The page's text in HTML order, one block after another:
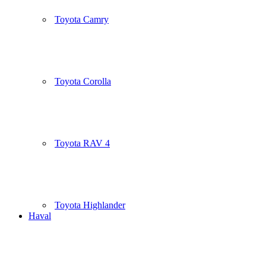
Toyota Camry
Toyota Corolla
Toyota RAV 4
Toyota Highlander
Haval